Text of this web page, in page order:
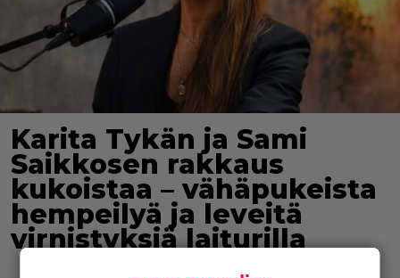
Karita Tykän ja Sami
Saikkosen rakkaus
kukoistaa – vähäpukeista
hempeilyä ja leveitä
virnistyksiä laiturilla